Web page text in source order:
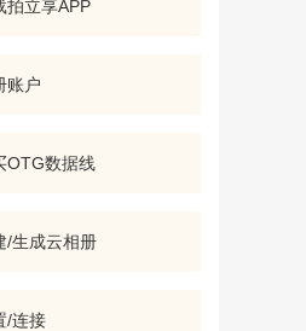
拍立享APP
账户
OTG数据线
/生成云相册
/连接